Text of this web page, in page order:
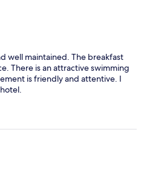
well maintained. The breakfast
There is an attractive swimming
is friendly and attentive. I